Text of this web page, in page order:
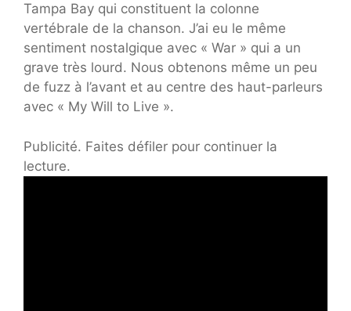
Tampa Bay qui constituent la colonne
vertébrale de la chanson. J’ai eu le même
sentiment nostalgique avec « War » qui a un
grave très lourd. Nous obtenons même un peu
de fuzz à l’avant et au centre des haut-parleurs
avec « My Will to Live ».
Publicité. Faites défiler pour continuer la
lecture.